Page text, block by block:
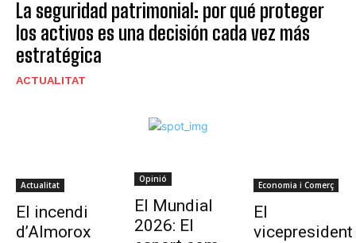
La seguridad patrimonial: por qué proteger
los activos es una decisión cada vez más
estratégica
ACTUALITAT
Actualitat
El incendi
d’Almorox
Opinió
El Mundial
2026: El
Economia i Comerç
El
vicepresident